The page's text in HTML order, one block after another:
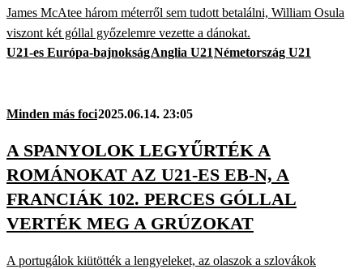
James McAtee három méterről sem tudott betalálni, William Osula
viszont két góllal győzelemre vezette a dánokat.
U21-es Európa-bajnokságAnglia U21Németország U21
Minden más foci2025.06.14. 23:05
A SPANYOLOK LEGYŰRTÉK A
ROMÁNOKAT AZ U21-ES EB-N, A
FRANCIÁK 102. PERCES GÓLLAL
VERTÉK MEG A GRÚZOKAT
A portugálok kiütötték a lengyeleket, az olaszok a szlovákok